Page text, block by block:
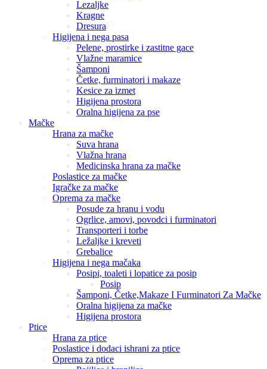
Lezaljke
Kragne
Dresura
Higijena i nega pasa
Pelene, prostirke i zastitne gace
Vlažne maramice
Šamponi
Četke, furminatori i makaze
Kesice za izmet
Higijena prostora
Oralna higijena za pse
Mačke
Hrana za mačke
Suva hrana
Vlažna hrana
Medicinska hrana za mačke
Poslastice za mačke
Igračke za mačke
Oprema za mačke
Posude za hranu i vodu
Ogrlice, amovi, povodci i furminatori
Transporteri i torbe
Ležaljke i kreveti
Grebalice
Higijena i nega mačaka
Posipi, toaleti i lopatice za posip
Posip
Šamponi, Četke,Makaze I Furminatori Za Mačke
Oralna higijena za mačke
Higijena prostora
Ptice
Hrana za ptice
Poslastice i dodaci ishrani za ptice
Oprema za ptice